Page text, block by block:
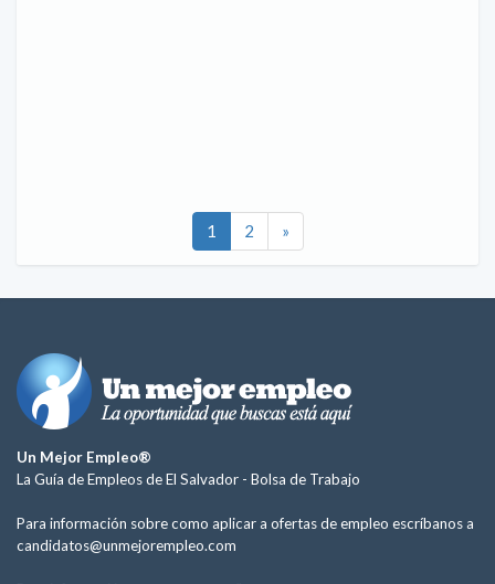
1 2 »
Un Mejor Empleo®
La Guía de Empleos de El Salvador - Bolsa de Trabajo
Para información sobre como aplicar a ofertas de empleo escríbanos a
candidatos@unmejorempleo.com